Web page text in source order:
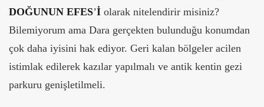
DOĞUNUN EFES’İ olarak nitelendirir misiniz?
Bilemiyorum ama Dara gerçekten bulunduğu konumdan
çok daha iyisini hak ediyor. Geri kalan bölgeler acilen
istimlak edilerek kazılar yapılmalı ve antik kentin gezi
parkuru genişletilmeli.